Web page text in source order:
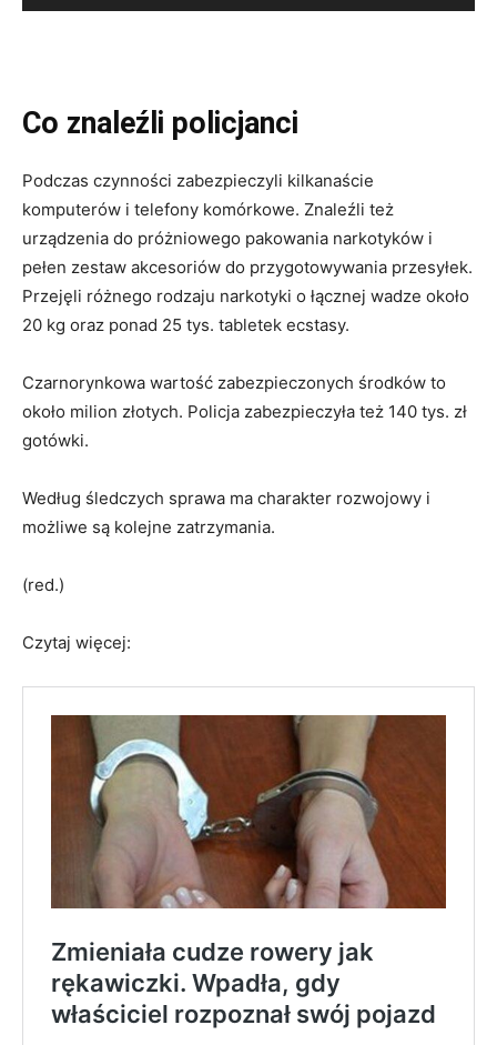
Co znaleźli policjanci
Podczas czynności zabezpieczyli kilkanaście
komputerów i telefony komórkowe. Znaleźli też
urządzenia do próżniowego pakowania narkotyków i
pełen zestaw akcesoriów do przygotowywania przesyłek.
Przejęli różnego rodzaju narkotyki o łącznej wadze około
20 kg oraz ponad 25 tys. tabletek ecstasy.
Czarnorynkowa wartość zabezpieczonych środków to
około milion złotych. Policja zabezpieczyła też 140 tys. zł
gotówki.
Według śledczych sprawa ma charakter rozwojowy i
możliwe są kolejne zatrzymania.
(red.)
Czytaj więcej: